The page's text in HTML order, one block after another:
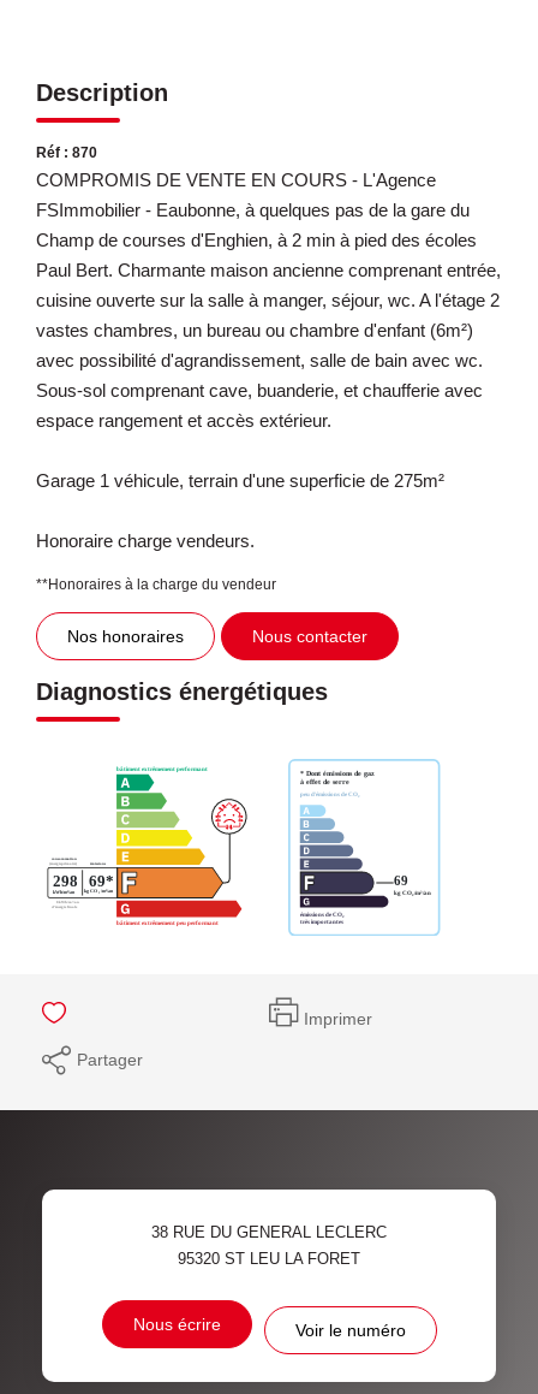
Description
Réf : 870
COMPROMIS DE VENTE EN COURS - L'Agence
FSImmobilier - Eaubonne, à quelques pas de la gare du
Champ de courses d'Enghien, à 2 min à pied des écoles
Paul Bert. Charmante maison ancienne comprenant entrée,
cuisine ouverte sur la salle à manger, séjour, wc. A l'étage 2
vastes chambres, un bureau ou chambre d'enfant (6m²)
avec possibilité d'agrandissement, salle de bain avec wc.
Sous-sol comprenant cave, buanderie, et chaufferie avec
espace rangement et accès extérieur.
Garage 1 véhicule, terrain d'une superficie de 275m²
Honoraire charge vendeurs.
**Honoraires à la charge du vendeur
Nos honoraires Nous contacter
Diagnostics énergétiques
Imprimer
Partager
38 RUE DU GENERAL LECLERC
95320 ST LEU LA FORET
Nous écrire Voir le numéro